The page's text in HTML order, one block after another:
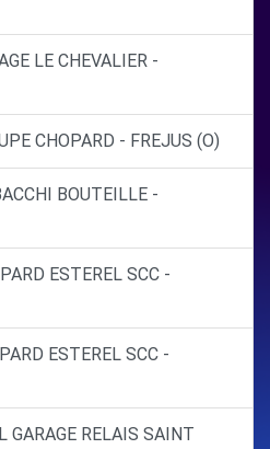
LE CHEVALIER -
CHOPARD - FREJUS (O)
BOUTEILLE -
ESTEREL SCC -
ESTEREL SCC -
RELAIS SAINT